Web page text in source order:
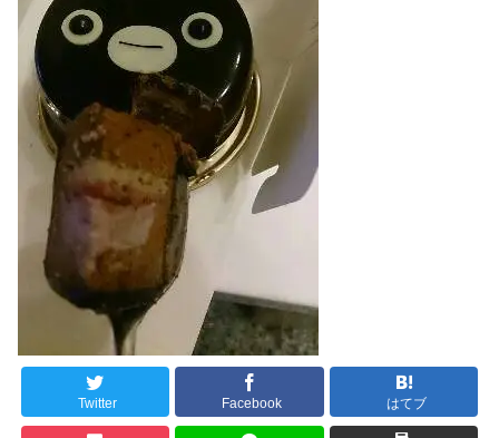
Twitter Facebook はてブ